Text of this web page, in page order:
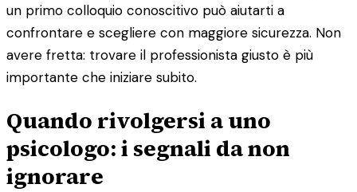
un primo colloquio conoscitivo può aiutarti a
confrontare e scegliere con maggiore sicurezza. Non
avere fretta: trovare il professionista giusto è più
importante che iniziare subito.
Quando rivolgersi a uno
psicologo: i segnali da non
ignorare